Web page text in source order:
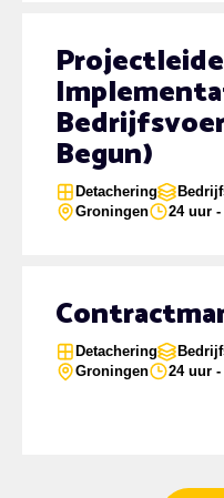
Begun)
Detachering
Groningen
24 uur
Detachering
Groningen
24 uur